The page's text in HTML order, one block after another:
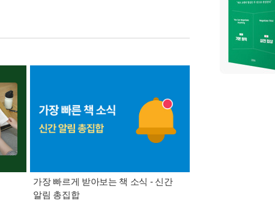
가장 빠르게 받아보는 책 소식 - 신간
알림 총집합